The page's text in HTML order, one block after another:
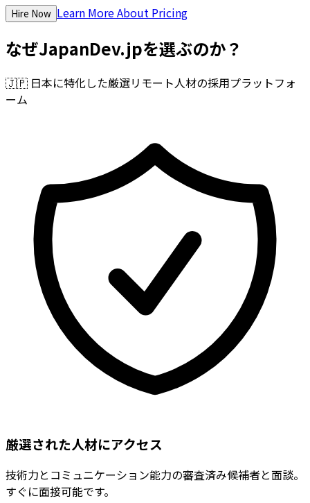
Hire Now Learn More About Pricing
なぜJapanDev.jpを選ぶのか？
🇯🇵 日本に特化した厳選リモート人材の採用プラットフォ
ーム
厳選された人材にアクセス
技術力とコミュニケーション能力の審査済み候補者と面談。
すぐに面接可能です。